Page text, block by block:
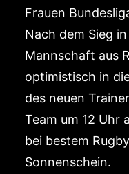
Frauen
Nach dem Sieg
Mannschaft aus
optimistisch in
des neuen
Team um 12 Uhr
bei bestem
Sonnenschein.